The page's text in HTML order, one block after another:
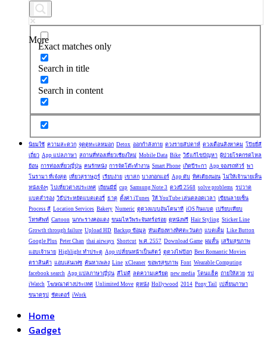
More
Exact matches only
Search in title
Search in content
นิยมใช้ ความสะดวก จุดดูทะเลหมอก Detox ออกกำลังกาย ดวงรายสัปดาห์ ดวงเดือนสิงหาคม โป๊ยยี่สี
เถี่ยว App แปลภาษา สถานที่ท่องเที่ยวเชียงใหม่ Mobile Data Bike วิธีแก้ไขปัญหา ผู้ป่วยโรคกรดไหล
ย้อน การท่องเที่ยวญี่ปุ่น คนรักหนัง การจัดโต๊ะทำงาน Smart Phone เกิดปีระกา App จองรถทัวร์ พา
โนรามา ที่เจ๋งสุด เที่ยวสุราษฎร์ เรียบง่าย เขาสก บางกอกแอร์ App ดับ ทิศเตียงนอน ไม่ให้เจ้านายเห็น
หนังเจ๋งๆ ไปเที่ยวต่างประเทศ เถียนมีมี่ cup Samsung Note 3 ดวงปี 2568 solve problems รูปวาด
แบตสำรอง วิธีประหยัดแบตเตอรี่ ธาตุ ตั้งค่า iTunes ให้ YouTube เล่นตลอดเวลา เขียนลายเซ็น
Process สี Location Services Bakery Numeric ดูดวงแบบอันโตนาที iOS กินแบต เปรียบเทียบ
โทรศัพท์ Cartoon นกกะรางคอแดง ขนมไหว้พระจันทร์อร่อย ดูหนังฟรี Hair Styling Sticker Line
Growth through failure Upload HD Backup ข้อมูล หันเตียงทางทิศตะวันตก แบตเต็ม Like Button
Google Plus Peter Chan thai airways Shortcut พ.ศ. 2557 Download Game ผมสั้น เสริมสุขภาพ
แอบเจ้านาย Highlight ทำประตู App เปลี่ยนหน้าเป็นสัตว์ ดูดวงไพ่ป๊อก Best Romantic Movies
ตราสินค้า แอบเล่นเฟซ ค้นหาเพลง Line xCleaner ขอพรสุขภาพ Font Wearable Computing
facebook search App แปลภาษาญี่ปุ่น สีไม่ดี ลดความเครียด new media โดนแฮ็ค ถ่ายให้สวย รูป
iWatch โฆษณาต่างประเทศ Unlimited Move ดูหนัง Hollywood 2014 Pony Tail เปลี่ยนภาษา
ขนาดรูป
ชัตเตอร์ iWork
Home
Gadget